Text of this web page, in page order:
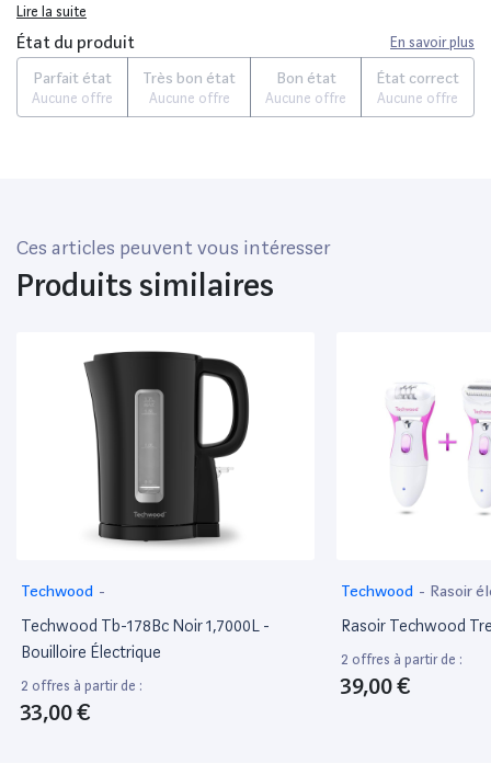
d'un contrôle de brunissage pour obtenir le pain grillé à votre goût.
Le plateau ramasse-miettes coulissant facilite le nettoyage.Avec
une puissance de 900W, ce grille-pain est économe en énergie.•
Longue et large fente• Ejection automatique ou manuelle•
Contrôle du brunissage• Tiroir Ramasse-miettes• Rangement du
Lire la suite
État du produit En savoir plus
Parfait état
Aucune offre
Très bon état
Aucune offre
Bon état
Aucune offre
État correct
Aucune offre
Ces articles peuvent vous intéresser
Produits similaires
Techwood -
Techwood Tb-178Bc Noir 1,7000L -
Bouilloire Électrique
2 offres à partir de :
33,00 €
Techwood - Rasoir
Rasoir Techwood
2 offres à partir de :
39,00 €